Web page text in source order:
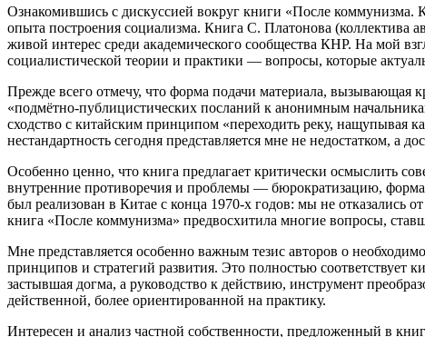
Ознакомившись с дискуссией вокруг книги «После коммунизма.
опыта построения социализма. Книга С. Платонова (коллектива
живой интерес среди академического сообщества КНР. На мой
социалистической теории и практики — вопросы, которые
Прежде всего отмечу, что форма подачи материала, вызывающая
«подмётно‑публицистических посланий к анонимным
сходство с китайским принципом «переходить реку, нащупывая
нестандартность сегодня представляется мне не недостатком,
Особенно ценно, что книга предлагает критически осмыслить
внутренние противоречия и проблемы — бюрократизацию,
был реализован в Китае с конца 1970‑х годов: мы не
книга «После коммунизма» предвосхитила многие вопросы,
Мне представляется особенно важным тезис авторов о
принципов и стратегий развития. Это полностью соответствует
застывшая догма, а руководство к действию, инструмент
действенной, более ориентированной на практику.
Интересен и анализ частной собственности, предложенный в